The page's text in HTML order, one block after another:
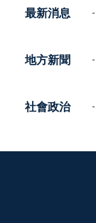
最新消息
地方新聞
社會政治